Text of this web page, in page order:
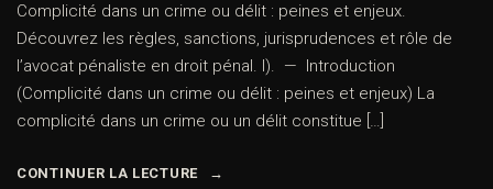
Complicité dans un crime ou délit : peines et enjeux.
Découvrez les règles, sanctions, jurisprudences et rôle de
l’avocat pénaliste en droit pénal. I). — Introduction
(Complicité dans un crime ou délit : peines et enjeux) La
complicité dans un crime ou un délit constitue […]
CONTINUER LA LECTURE